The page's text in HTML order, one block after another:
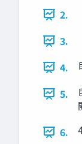
2.
3.
4.
5.
6.